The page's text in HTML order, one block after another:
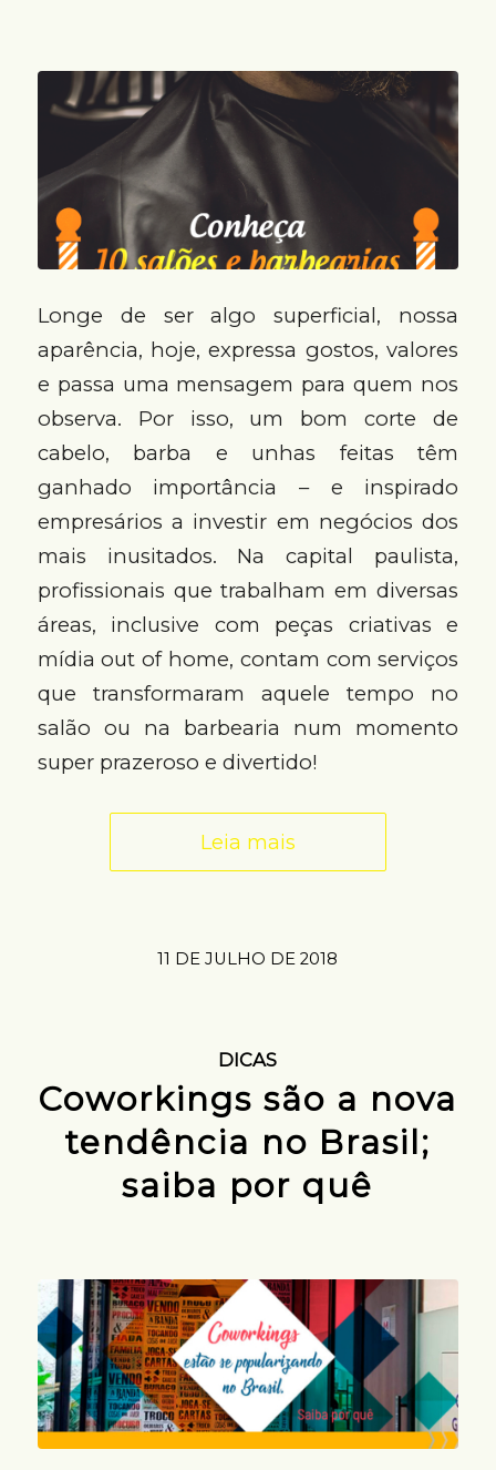
Longe de ser algo superficial, nossa
aparência, hoje, expressa gostos, valores
e passa uma mensagem para quem nos
observa. Por isso, um bom corte de
cabelo, barba e unhas feitas têm
ganhado importância – e inspirado
empresários a investir em negócios dos
mais inusitados. Na capital paulista,
profissionais que trabalham em diversas
áreas, inclusive com peças criativas e
mídia out of home, contam com serviços
que transformaram aquele tempo no
salão ou na barbearia num momento
super prazeroso e divertido!
Leia mais
11 DE JULHO DE 2018
DICAS
Coworkings são a nova
tendência no Brasil;
saiba por quê